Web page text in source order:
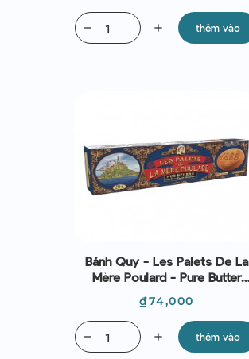
add
remove thêm vào
Bánh Quy - Les Palets De La
Mère Poulard - Pure Butter
French Shortbreads 125g
Giá
₫74,000
add
remove thêm vào